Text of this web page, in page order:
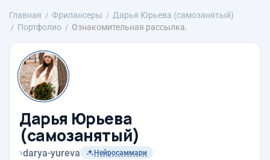
Главная Фрилансеры
Дарья Юрьева (самозанятый)
Портфолио
Ознакомительная рассылка.
Дарья Юрьева
(самозанятый)
›darya-yureva Нейросаммари